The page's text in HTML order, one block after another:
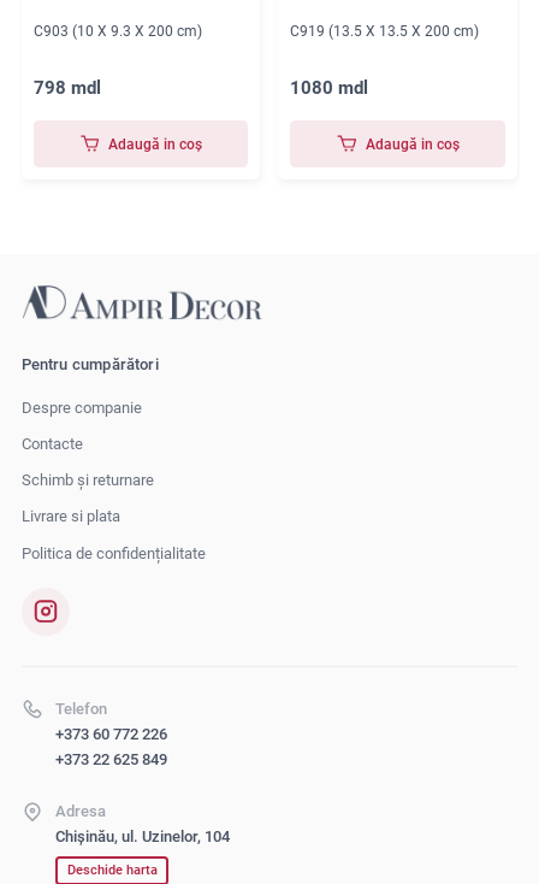
C903 (10 X 9.3 X 200 cm)
798 mdl
Adaugă in coş
C919 (13.5 X 13.5 X 200 cm)
1080 mdl
Adaugă in coş
Telefon
+373 60 772 226
+373 22 625 849
Adresa
Chișinău, ul. Uzinelor, 104
Deschide harta
Pentru cumpărători
Despre companie
Contacte
Schimb și returnare
Livrare si plata
Politica de confidențialitate